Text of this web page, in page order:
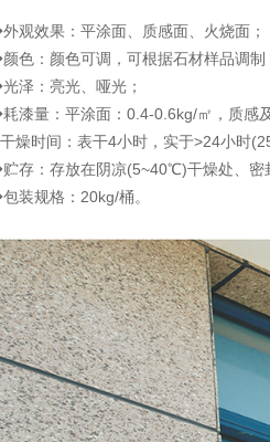
观效果：平涂面、质感面、火烧面；
色：颜色可调，可根据石材样品调制
泽：亮光、哑光；
漆量：平涂面：0.4-0.6kg/㎡，质感
燥时间：表干4小时，实于>24小时
存：存放在阴凉(5~40℃)干燥处、密
装规格：20kg/桶。